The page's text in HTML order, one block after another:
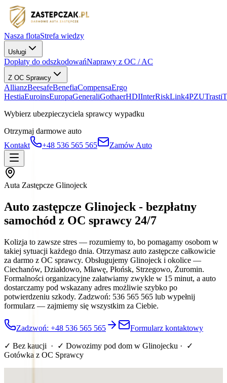
Nasza flotaStrefa wiedzy
Usługi
Dopłaty do odszkodowańNaprawy z OC / AC
Z OC Sprawcy
AllianzBeesafeBenefiaCompensaErgo
HestiaEuroinsEuropaGeneraliGothaerHDIInterRiskLink4PZUTrasti
Wybierz ubezpieczyciela sprawcy wypadku
Otrzymaj darmowe auto
Kontakt
+48 536 565 565 Zamów Auto
Auta Zastępcze Glinojeck
Auto zastępcze Glinojeck - bezpłatny
samochód z OC sprawcy 24/7
Kolizja to zawsze stres — rozumiemy to, bo pomagamy osobom w
takiej sytuacji każdego dnia. Otrzymasz auto zastępcze całkowicie
za darmo z OC sprawcy. Obsługujemy Glinojeck i okolice —
Ciechanów, Działdowo, Mławę, Płońsk, Strzegowo, Żuromin.
Formalności organizacyjne załatwiamy zwykle w 15 minut, a auto
dostarczamy pod wskazany adres możliwie szybko po
potwierdzeniu szkody. Zadzwoń: 536 565 565 lub wypełnij
formularz — zajmiemy się wszystkim za Ciebie.
Zadzwoń: +48 536 565 565 Formularz kontaktowy
✓ Bez kaucji · ✓ Dowozimy pod dom w Glinojecku · ✓
Gotówka z OC Sprawcy